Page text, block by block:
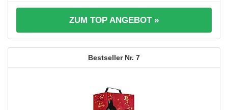
ZUM TOP ANGEBOT »
7